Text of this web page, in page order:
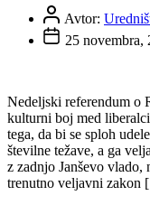
Avtor:
25 novembra,
Nedeljski referendum o
kulturni boj med
tega, da bi se sploh
številne težave, a ga
z zadnjo Janševo
trenutno veljavni